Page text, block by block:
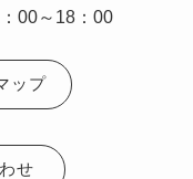
00～18：00
ップ
せ